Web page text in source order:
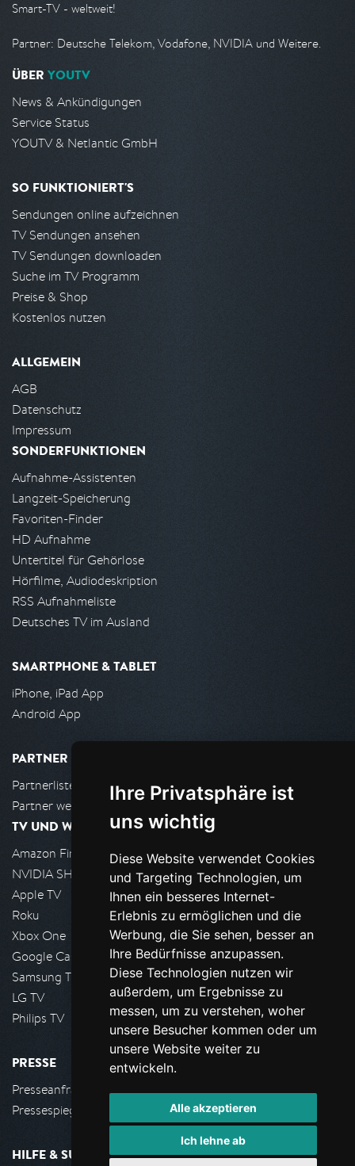
Ihre Privatsphäre ist
uns wichtig
Diese Website verwendet Cookies
und Targeting Technologien, um
Ihnen ein besseres Internet-
Erlebnis zu ermöglichen und die
Werbung, die Sie sehen, besser an
Ihre Bedürfnisse anzupassen.
Diese Technologien nutzen wir
außerdem, um Ergebnisse zu
messen, um zu verstehen, woher
unsere Besucher kommen oder um
unsere Website weiter zu
entwickeln.
Alle akzeptieren
Ich lehne ab
Smart-TV - weltweit!
Partner: Deutsche Telekom, Vodafone, NVIDIA und Weitere.
ÜBER YOUTV
News & Ankündigungen
Service Status
YOUTV & Netlantic GmbH
SO FUNKTIONIERT'S
Sendungen online aufzeichnen
TV Sendungen ansehen
TV Sendungen downloaden
Suche im TV Programm
Preise & Shop
Kostenlos nutzen
ALLGEMEIN
AGB
Datenschutz
Impressum
SONDERFUNKTIONEN
Aufnahme-Assistenten
Langzeit-Speicherung
Favoriten-Finder
HD Aufnahme
Untertitel für Gehörlose
Hörfilme, Audiodeskription
RSS Aufnahmeliste
Deutsches TV im Ausland
SMARTPHONE & TABLET
iPhone, iPad App
Android App
PARTNER
Partnerliste
Partner werden
TV UND WOHNZIMMER
Amazon FireTV
NVIDIA SHIELD, Google TV
Apple TV
Roku
Xbox One
Google Cast
Samsung TV
LG TV
Philips TV
PRESSE
Presseanfrage stellen
Pressespiegel
HILFE & SUPPORT